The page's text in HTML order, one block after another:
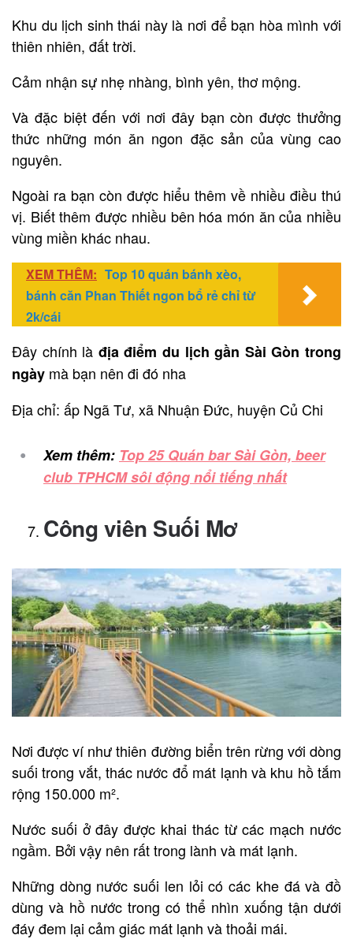
Khu du lịch sinh thái này là nơi để bạn hòa mình với
thiên nhiên, đất trời.
Cảm nhận sự nhẹ nhàng, bình yên, thơ mộng.
Và đặc biệt đến với nơi đây bạn còn được thưởng
thức những món ăn ngon đặc sản của vùng cao
nguyên.
Ngoài ra bạn còn được hiểu thêm về nhiều điều thú
vị. Biết thêm được nhiều bên hóa món ăn của nhiều
vùng miền khác nhau.
XEM THÊM: Top 10 quán bánh xèo,
bánh căn Phan Thiết ngon bổ rẻ chỉ từ
2k/cái
Đây chính là địa điểm du lịch gần Sài Gòn trong
ngày mà bạn nên đi đó nha
Địa chỉ: ấp Ngã Tư, xã Nhuận Đức, huyện Củ Chi
Xem thêm: Top 25 Quán bar Sài Gòn, beer
club TPHCM sôi động nổi tiếng nhất
Công viên Suối Mơ
Nơi được ví như thiên đường biển trên rừng với dòng
suối trong vắt, thác nước đổ mát lạnh và khu hồ tắm
rộng 150.000 m².
Nước suối ở đây được khai thác từ các mạch nước
ngầm. Bởi vậy nên rất trong lành và mát lạnh.
Những dòng nước suối len lỏi có các khe đá và đồ
dùng và hồ nước trong có thể nhìn xuống tận dưới
đáy đem lại cảm giác mát lạnh và thoải mái.